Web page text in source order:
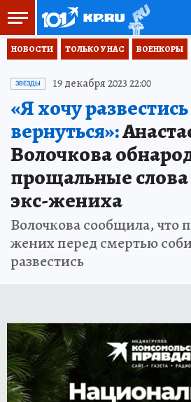
НОВОСТИ ТОЛЬКО У НАС ВОЕНКОРЫ
ЗВЕЗДЫ 19 декабря 2023 22:00
«Я хочу
вернуться»:
Волочкова
прощальные
экс-жениха
Волочкова сообщила, что
жених перед смертью
развестись